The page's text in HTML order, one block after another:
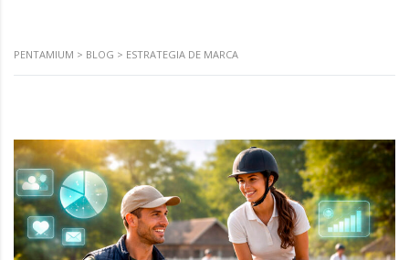
PENTAMIUM > BLOG > ESTRATEGIA DE MARCA